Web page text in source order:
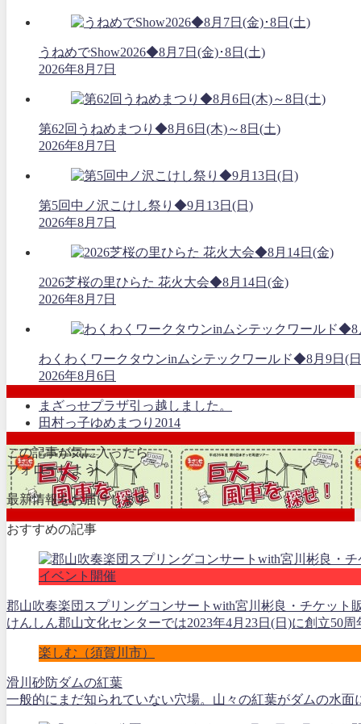
うねめでShow2026◆8月7日(金)･8日(土)
2026年8月7日
第62回うねめまつり◆8月6日(木)～8日(土)
2026年8月7日
第5回中ノ沢こけし祭り◆9月13日(日)
2026年8月7日
2026芝桜の里ひらた 花火大会◆8月14日(金)
2026年8月7日
わくわくワークタウンinムシテックワールド◆8月9日(
2026年8月6日
まざっせプラザ引っ越しました。
田村っ子ゆめまつり2014
この記事が気に入ったら
フォローしよう
最新情報をお届けします
おすすめの記事
イベント開催
郡山吹奏楽団スプリングコンサートwith宮川彬良・チケット
けんしん郡山文化センターでは2023年4月23日(日)に創立50
楽しむ（須賀川市）
滑川砂防ダムの紅葉
一般的にまだ知られていない穴場。山々の紅葉がダムの水